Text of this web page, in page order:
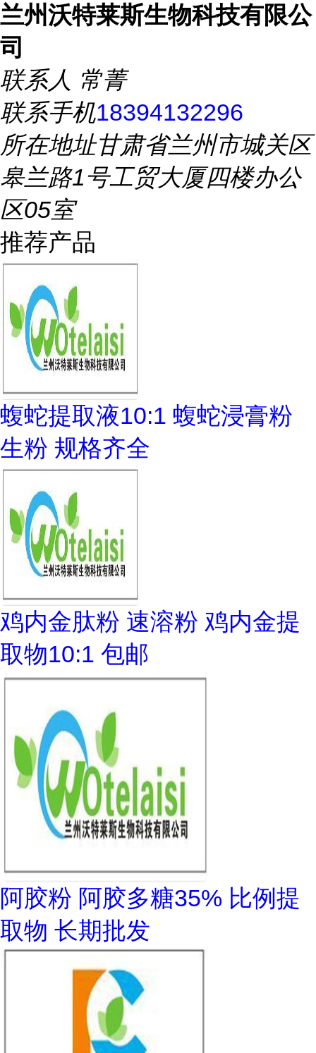
兰州沃特莱斯生物科技有限公
司
联系人 常菁
联系手机18394132296
所在地址甘肃省兰州市城关区
皋兰路1号工贸大厦四楼办公
区05室
推荐产品
蝮蛇提取液10:1 蝮蛇浸膏粉
生粉 规格齐全
鸡内金肽粉 速溶粉 鸡内金提
取物10:1 包邮
阿胶粉 阿胶多糖35% 比例提
取物 长期批发